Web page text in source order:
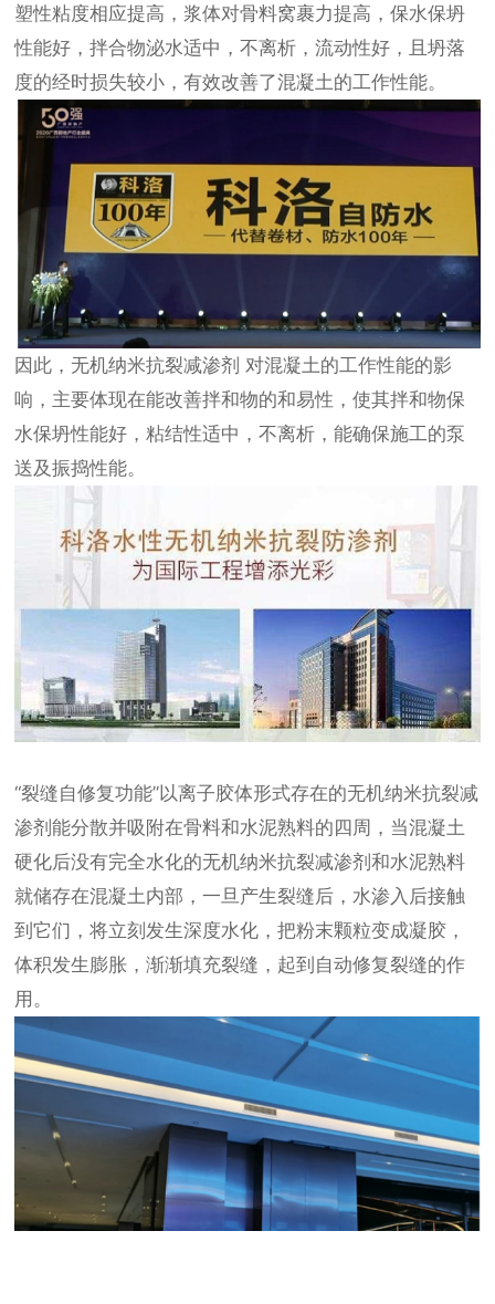
塑性粘度相应提高，浆体对骨料窝裹力提高，保水保坍
性能好，拌合物泌水适中，不离析，流动性好，且坍落
度的经时损失较小，有效改善了混凝土的工作性能。
因此，无机纳米抗裂减渗剂 对混凝土的工作性能的影
响，主要体现在能改善拌和物的和易性，使其拌和物保
水保坍性能好，粘结性适中，不离析，能确保施工的泵
送及振捣性能。
“裂缝自修复功能”以离子胶体形式存在的无机纳米抗裂减
渗剂能分散并吸附在骨料和水泥熟料的四周，当混凝土
硬化后没有完全水化的无机纳米抗裂减渗剂和水泥熟料
就储存在混凝土内部，一旦产生裂缝后，水渗入后接触
到它们，将立刻发生深度水化，把粉末颗粒变成凝胶，
体积发生膨胀，渐渐填充裂缝，起到自动修复裂缝的作
用。